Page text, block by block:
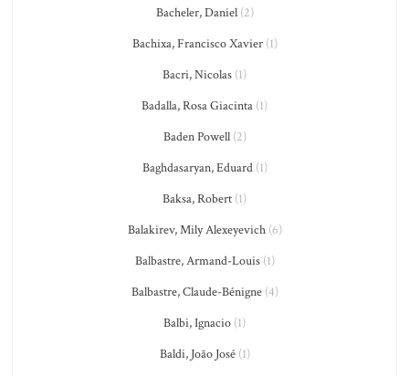
Bacheler, Daniel(2)
Bachixa, Francisco Xavier(1)
Bacri, Nicolas (1)
Badalla, Rosa Giacinta (1)
Baden Powell(2)
Baghdasaryan, Eduard(1)
Baksa, Robert (1)
Balakirev, Mily Alexeyevich(6)
Balbastre, Armand-Louis(1)
Balbastre, Claude-Bénigne(4)
Balbi, Ignacio (1)
Baldi, João José(1)